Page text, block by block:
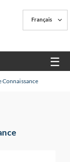
Français
☰
Connaissance